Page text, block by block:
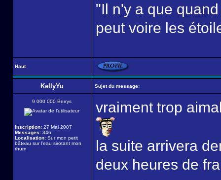
"Il n'y a que
peut voire les
Haut
KellyYu Sujet du message:
9 000 000 Berrys
Inscription: 27 Mai 2007
Messages: 346
Localisation: Sur mon petit
bâteau sur l'eau sirotant mon
rhum
vraiment trop
la suite arrivera
deux heures de